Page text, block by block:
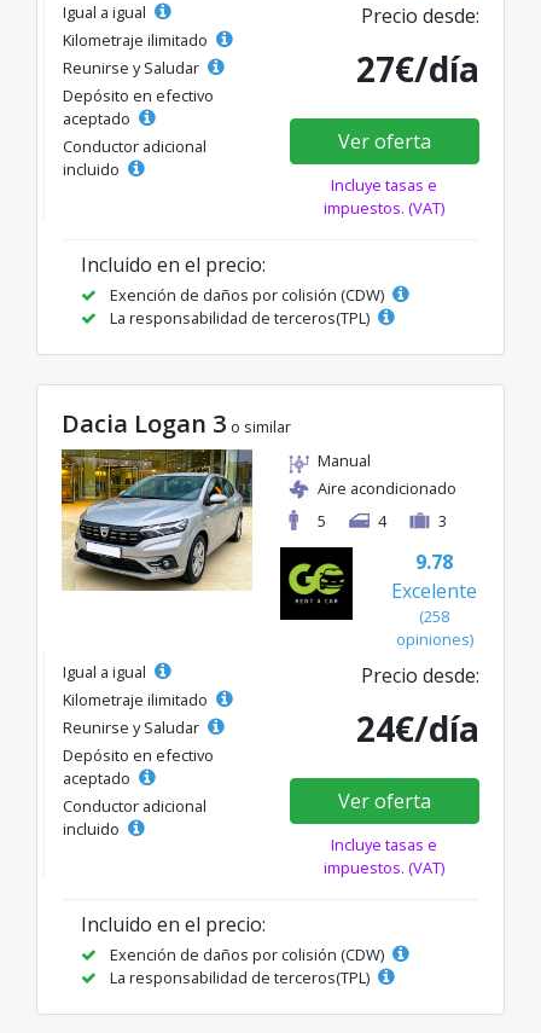
Igual a igual
Kilometraje ilimitado
Reunirse y Saludar
Depósito en efectivo
aceptado
Conductor adicional
incluido
Precio desde:
27€/día
Ver oferta
Incluye tasas e
impuestos. (VAT)
Incluido en el precio:
Exención de daños por colisión (CDW)
La responsabilidad de terceros(TPL)
Dacia Logan 3 o similar
Manual
Aire acondicionado
5
4 3
9.78
Excelente
(258
opiniones)
Igual a igual
Kilometraje ilimitado
Reunirse y Saludar
Depósito en efectivo
aceptado
Conductor adicional
incluido
Precio desde:
24€/día
Ver oferta
Incluye tasas e
impuestos. (VAT)
Incluido en el precio:
Exención de daños por colisión (CDW)
La responsabilidad de terceros(TPL)